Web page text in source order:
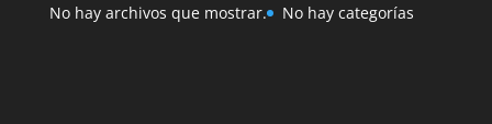
No hay archivos que mostrar. No hay categorías